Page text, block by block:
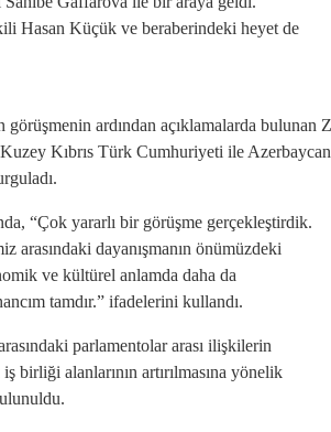
Hasan Küçük ve beraberindeki heyet de
görüşmenin ardından açıklamalarda
Kıbrıs Türk Cumhuriyeti ile
“Çok yararlı bir görüşme gerçekleştirdik.
arasındaki dayanışmanın önümüzdeki
ve kültürel anlamda daha da
tamdır.” ifadelerini kullandı.
parlamentolar arası ilişkilerin
birliği alanlarının artırılmasına yönelik